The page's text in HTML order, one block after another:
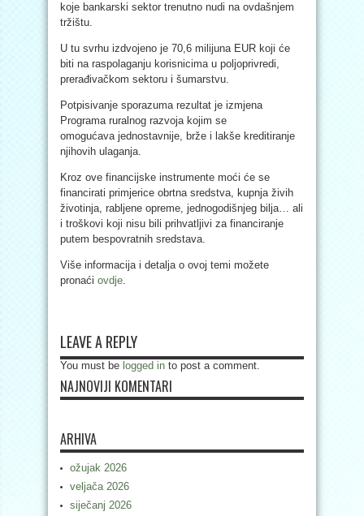
koje bankarski sektor trenutno nudi na ovdašnjem
tržištu.
U tu svrhu izdvojeno je 70,6 milijuna EUR koji će
biti na raspolaganju korisnicima u poljoprivredi,
prerađivačkom sektoru i šumarstvu.
Potpisivanje sporazuma rezultat je izmjena
Programa ruralnog razvoja kojim se
omogućava jednostavnije, brže i lakše kreditiranje
njihovih ulaganja.
Kroz ove financijske instrumente moći će se
financirati primjerice obrtna sredstva, kupnja živih
životinja, rabljene opreme, jednogodišnjeg bilja… ali
i troškovi koji nisu bili prihvatljivi za financiranje
putem bespovratnih sredstava.
Više informacija i detalja o ovoj temi možete
pronaći ovdje.
LEAVE A REPLY
You must be logged in to post a comment.
NAJNOVIJI KOMENTARI
ARHIVA
ožujak 2026
veljača 2026
siječanj 2026